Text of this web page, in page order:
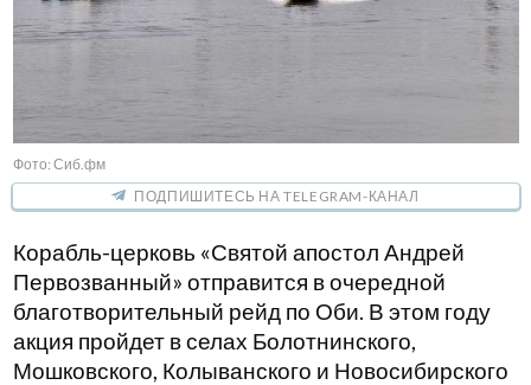
Фото: Сиб.фм
ПОДПИШИТЕСЬ НА TELEGRAM-КАНАЛ
Корабль-церковь «Святой апостол Андрей
Первозванный» отправится в очередной
благотворительный рейд по Оби. В этом году
акция пройдет в селах Болотнинского,
Мошковского, Колыванского и Новосибирского